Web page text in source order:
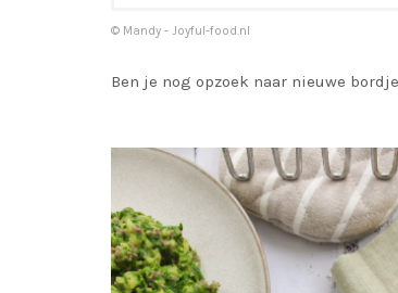
© Mandy - Joyful-food.nl
Ben je nog opzoek naar nieuwe